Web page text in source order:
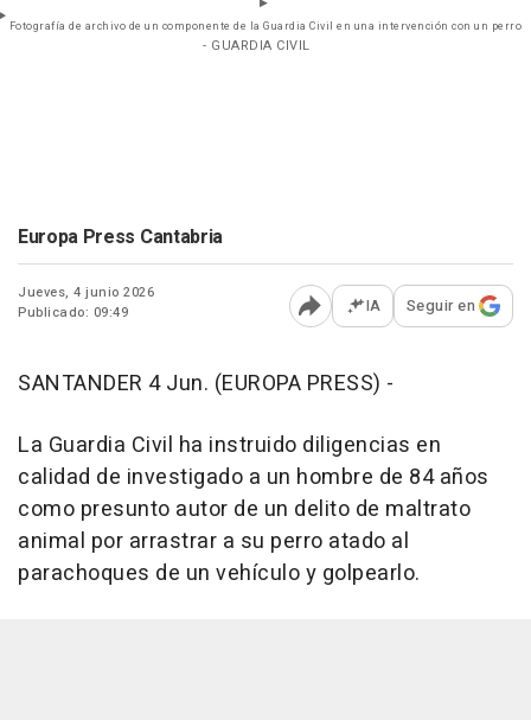
Fotografía de archivo de un componente de la Guardia Civil en una intervención con un perro
- GUARDIA CIVIL
Europa Press Cantabria
Jueves, 4 junio 2026
Publicado: 09:49
Abrir opciones para
IA Seguir en
SANTANDER 4 Jun. (EUROPA PRESS) -
La Guardia Civil ha instruido diligencias en
calidad de investigado a un hombre de 84 años
como presunto autor de un delito de maltrato
animal por arrastrar a su perro atado al
parachoques de un vehículo y golpearlo.